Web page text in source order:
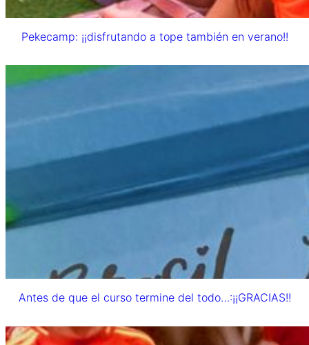
Pekecamp: ¡¡disfrutando a tope también en verano!!
Antes de que el curso termine del todo…:¡¡GRACIAS!!